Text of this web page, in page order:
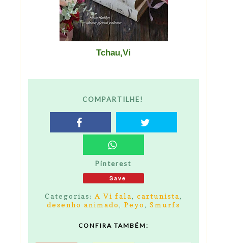
Tchau,Vi
COMPARTILHE!
Pinterest
Save
Categorias: A Vi fala, cartunista,
desenho animado , Peyo , Smurfs
CONFIRA TAMBÉM: